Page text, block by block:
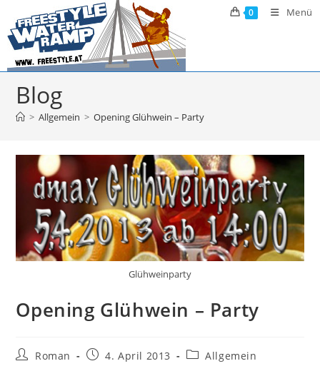
Inhalt
springen
0 Menü
Blog
> Allgemein > Opening Glühwein – Party
Glühweinparty
Opening Glühwein – Party
Beitrags-
Roman
Beitrag4. April 2013
Beitrags-
Allgemein